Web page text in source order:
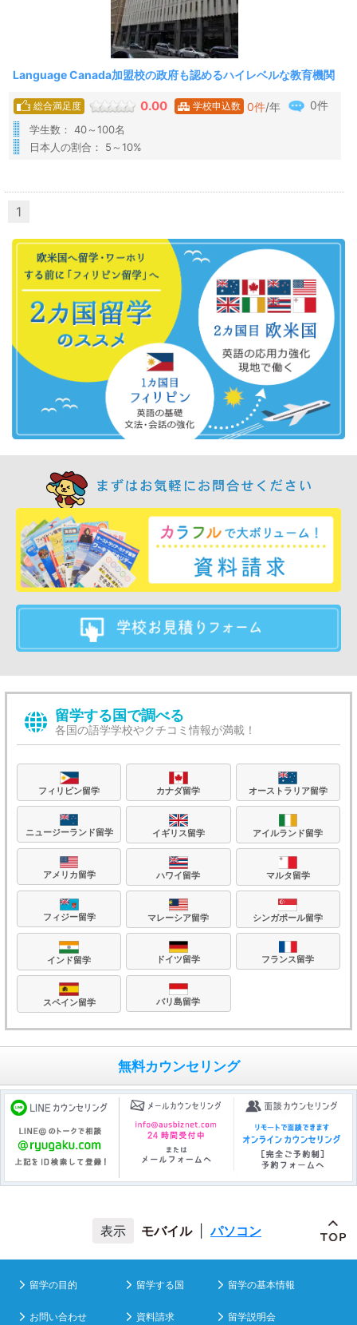
Language Canada加盟校の政府も認めるハイレベルな教育機関
総合満足度 0.00 学校申込数 0件/年 0件
学生数： 40～100名
日本人の割合： 5～10%
1
留学する国で調べる
各国の語学学校やクチコミ情報が満載！
フィリピン留学 カナダ留学 オーストラリア留学
ニュージーランド留学 イギリス留学 アイルランド留学
アメリカ留学 ハワイ留学 マルタ留学
フィジー留学 マレーシア留学 シンガポール留学
インド留学 ドイツ留学 フランス留学
スペイン留学 バリ島留学
無料カウンセリング
モバイル パソコン
留学の目的 留学する国 留学の基本情報
お問い合わせ 資料請求 留学説明会